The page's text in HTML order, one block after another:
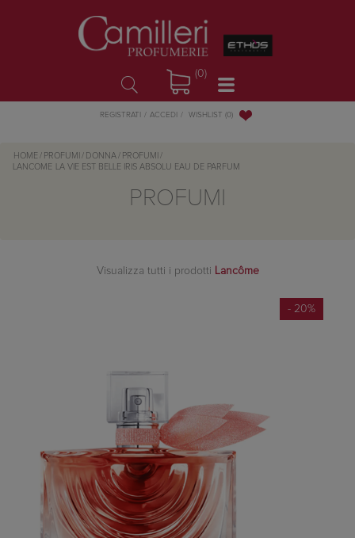
(0)
REGISTRATI ACCEDI WISHLIST (0)
HOME / PROFUMI / DONNA / PROFUMI /
LANCOME
LA VIE EST BELLE IRIS ABSOLU EAU DE PARFUM
PROFUMI
Visualizza tutti i prodotti Lancôme
- 20%